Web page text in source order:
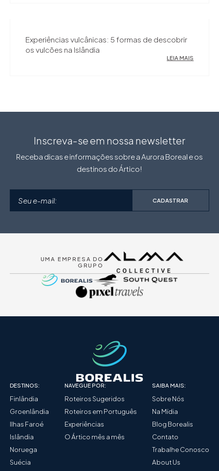
Experiências vulcânicas: 5 formas de descobrir
os vulcões na Islândia
LEIA MAIS
Inscreva-se em nossa newsletter
Receba dicas e informações sobre a Aurora Boreal e os
destinos do Ártico!
CADASTRAR
UMA EMPRESA DO
GRUPO
DESTINOS:
Finlândia
Groenlândia
Ilhas Faroé
Islândia
Noruega
Suécia
NAVEGUE POR:
Roteiros Sugeridos
Roteiros em Português
Experiências
O Ártico mês a mês
SAIBA MAIS:
Sobre Nós
Na Mídia
Blog Borealis
Contato
Trabalhe Conosco
About Us